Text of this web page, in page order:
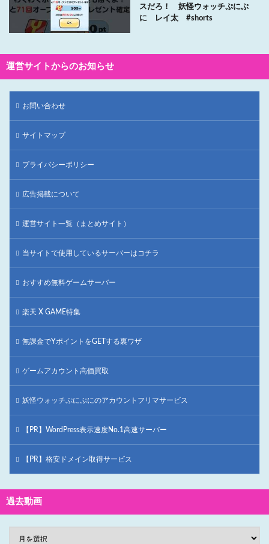
スだろ！ 妖怪ウォッチぷにぷ
に レイ太 #shorts
運営サイトからのお知らせ
お問い合わせ
サイトマップ
プライバシーポリシー
広告掲載について
運営サイト一覧（まとめサイト）
当サイトで使用しているサーバーはコチラ
おすすめ無料ゲームサーバー
楽天 X GAME特集
無課金でYポイントをGETする裏ワザ
ゲームアカウント高価買取
妖怪ウォッチぷにぷにのアカウントフリマサービス
【PR】WordPress表示速度No.1高速サーバー
【PR】格安ドメイン取得サービス
過去動画